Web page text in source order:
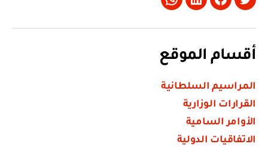
Twitter
Facebook
LinkedIn
Whatsapp
أقسام الموقع
المراسيم السلطانية
القرارات الوزارية
الأوامر السامية
الاتفاقيات الدولية